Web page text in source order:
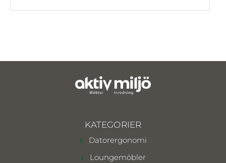
KATEGORIER
Datorergonomi
Loungemöbler